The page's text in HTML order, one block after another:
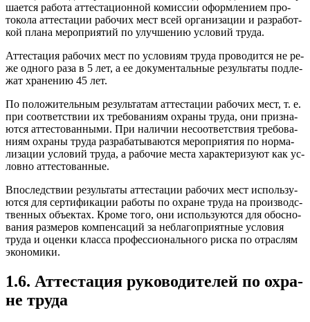
ша­ет­ся ра­бота ат­теста­ци­он­ной ко­мис­сии офор­мле­ни­ем про­
токо­ла ат­теста­ции ра­бочих мест всей ор­га­низа­ции и раз­ра­бот­
кой пла­на ме­роп­ри­ятий по улуч­ше­нию ус­ло­вий тру­да.
Ат­теста­ция ра­бочих мест по ус­ло­ви­ям тру­да про­водит­ся не ре­
же од­но­го ра­за в 5 лет, а ее до­кумен­таль­ные ре­зуль­та­ты под­ле­
жат хра­нению 45 лет.
По по­ложи­тель­ным ре­зуль­та­там ат­теста­ции ра­бочих мест, т. е.
при со­от­ветс­твии их тре­бова­ни­ям ох­ра­ны тру­да, они приз­на­
ют­ся ат­тесто­ван­ны­ми. При на­личии не­со­от­ветс­твия тре­бова­
ни­ям ох­ра­ны тру­да раз­ра­баты­ва­ют­ся ме­роп­ри­ятия по нор­ма­
лиза­ции ус­ло­вий тру­да, а ра­бочие мес­та ха­рак­те­ризу­ют как ус­
ловно ат­тесто­ван­ные.
Впос­ледс­твии ре­зуль­та­ты ат­теста­ции ра­бочих мест ис­поль­зу­
ют­ся для сер­ти­фика­ции ра­боты по ох­ра­не тру­да на про­из­водс­
твен­ных объ­ек­тах. Кро­ме то­го, они ис­поль­зу­ют­ся для обос­но­
вания раз­ме­ров ком­пенса­ций за неб­ла­гоп­ри­ят­ные ус­ло­вия
тру­да и оцен­ки клас­са про­фес­си­ональ­но­го рис­ка по от­раслям
эко­номи­ки.
1.6. Ат­теста­ция ру­ково­дите­лей по ох­ра­
не тру­да